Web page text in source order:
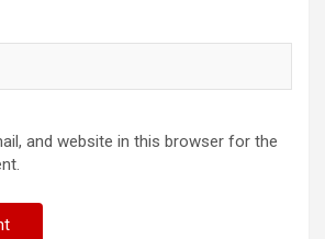
and website in this browser for the